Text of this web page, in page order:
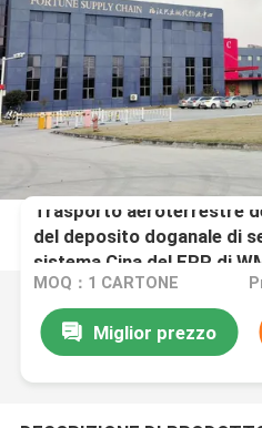
Trasporto aeroterrestre
del deposito doganale di
sistema Cina del ERP di
MOQ：1 CARTONE
Miglior prezzo